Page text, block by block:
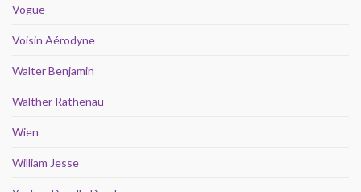
Vogue
Voisin Aérodyne
Walter Benjamin
Walther Rathenau
Wien
William Jesse